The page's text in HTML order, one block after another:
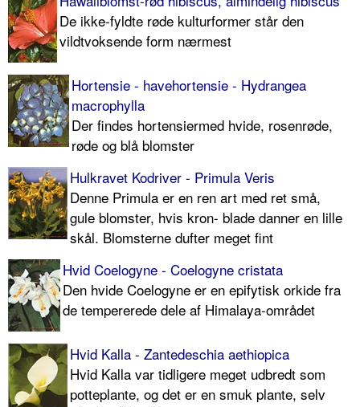
De ikke-fyldte røde kulturformer står den
vildtvoksende form nærmest
Hortensie - havehortensie - Hydrangea
macrophylla
Der findes hortensiermed hvide, rosenrøde,
røde og blå blomster
Hulkravet Kodriver - Primula Veris
Denne Primula er en ren art med ret små,
gule blomster, hvis kron- blade danner en lille
skål. Blomsterne dufter meget fint
Hvid Coelogyne - Coelogyne cristata
Den hvide Coelogyne er en epifytisk orkide fra
de tempererede dele af Himalaya-området
Hvid Kalla - Zantedeschia aethiopica
Hvid Kalla var tidligere meget udbredt som
potteplante, og det er en smuk plante, selv